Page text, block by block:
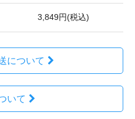
3,849円(税込)
について
いて